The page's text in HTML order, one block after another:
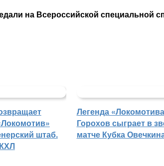
на Всероссийской специальной
штаб.
Легенда
Горохов сыграет в
матче Кубка